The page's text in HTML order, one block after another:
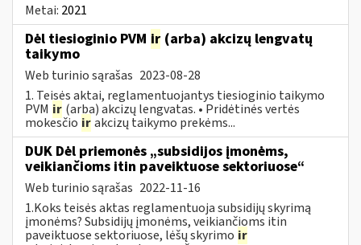
Metai: 2021
Dėl tiesioginio PVM ir (arba) akcizų lengvatų
taikymo
Web turinio sąrašas 2023-08-28
1. Teisės aktai, reglamentuojantys tiesioginio taikymo
PVM ir (arba) akcizų lengvatas. • Pridėtinės vertės
mokesčio irakcizų taikymo prekėms...
DUK Dėl priemonės „subsidijos įmonėms,
veikiančioms itin paveiktuose sektoriuose“
Web turinio sąrašas 2022-11-16
1.Koks teisės aktas reglamentuoja subsidijų skyrimą
įmonėms? Subsidijų įmonėms, veikiančioms itin
paveiktuose sektoriuose, lėšų skyrimo ir